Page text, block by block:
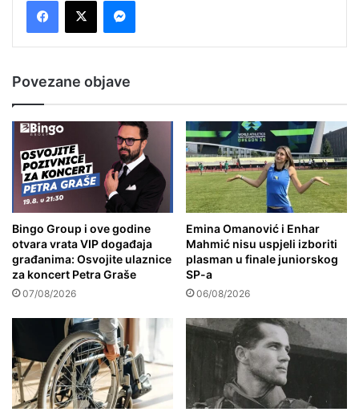
Povezane objave
Bingo Group i ove godine
otvara vrata VIP događaja
građanima: Osvojite ulaznice
za koncert Petra Graše
07/08/2026
Emina Omanović i Enhar
Mahmić nisu uspjeli izboriti
plasman u finale juniorskog
SP-a
06/08/2026